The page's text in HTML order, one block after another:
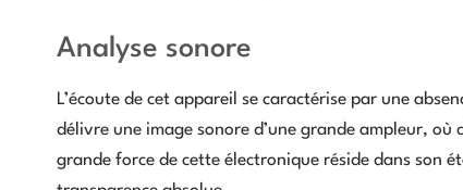
Analyse sonore
L’écoute de cet appareil se caractérise par une
délivre une image sonore d’une grande ampleur,
grande force de cette électronique réside dans son